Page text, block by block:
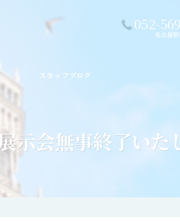
052-
名古屋
スタッフブログ
示会無事終了いた